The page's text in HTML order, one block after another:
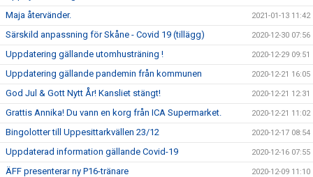
Maja återvänder. 2021-01-13 11:42
Särskild anpassning för Skåne - Covid 19 (tillägg) 2020-12-30 07:56
Uppdatering gällande utomhusträning ! 2020-12-29 09:51
Uppdatering gällande pandemin från kommunen 2020-12-21 16:05
God Jul & Gott Nytt År! Kansliet stängt! 2020-12-21 12:31
Grattis Annika! Du vann en korg från ICA Supermarket. 2020-12-21 11:02
Bingolotter till Uppesittarkvällen 23/12 2020-12-17 08:54
Uppdaterad information gällande Covid-19 2020-12-16 07:55
ÄFF presenterar ny P16-tränare 2020-12-09 11:10